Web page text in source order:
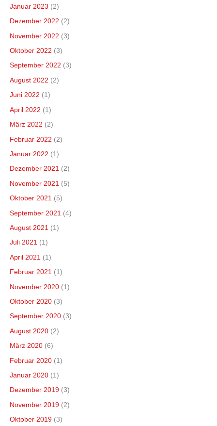
Januar 2023 (2)
Dezember 2022 (2)
November 2022 (3)
Oktober 2022 (3)
September 2022 (3)
August 2022 (2)
Juni 2022 (1)
April 2022 (1)
März 2022 (2)
Februar 2022 (2)
Januar 2022 (1)
Dezember 2021 (2)
November 2021 (5)
Oktober 2021 (5)
September 2021 (4)
August 2021 (1)
Juli 2021 (1)
April 2021 (1)
Februar 2021 (1)
November 2020 (1)
Oktober 2020 (3)
September 2020 (3)
August 2020 (2)
März 2020 (6)
Februar 2020 (1)
Januar 2020 (1)
Dezember 2019 (3)
November 2019 (2)
Oktober 2019 (3)